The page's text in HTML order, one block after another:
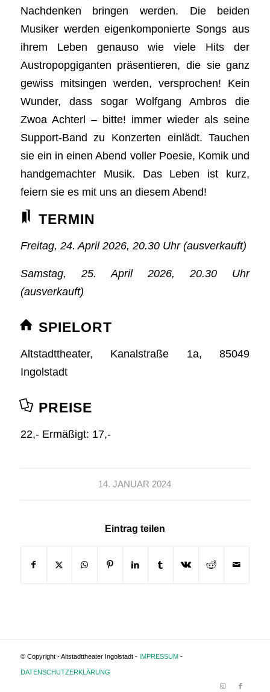
Nachdenken bringen werden. Die beiden
Musiker werden eigenkomponierte Songs aus
ihrem Leben genauso wie viele Hits der
Austropopgiganten präsentieren, die sie ganz
gewiss mitsingen werden, versprochen! Kein
Wunder, dass sogar Wolfgang Ambros die
Zwoa Achterl – bitte! immer wieder als seine
Support-Band zu Konzerten einlädt. Tauchen
sie ein in einen Abend voller Poesie, Komik und
handgemachter Musik. Das Leben ist kurz,
feiern sie es mit uns an diesem Abend!
TERMIN
Freitag, 24. April 2026, 20.30 Uhr (ausverkauft)
Samstag, 25. April 2026, 20.30 Uhr
(ausverkauft)
SPIELORT
Altstadttheater, Kanalstraße 1a, 85049
Ingolstadt
PREISE
22,- Ermäßigt: 17,-
14. JANUAR 2024
Eintrag teilen
© Copyright - Altstadttheater Ingolstadt - IMPRESSUM-
DATENSCHUTZERKLÄRUNG